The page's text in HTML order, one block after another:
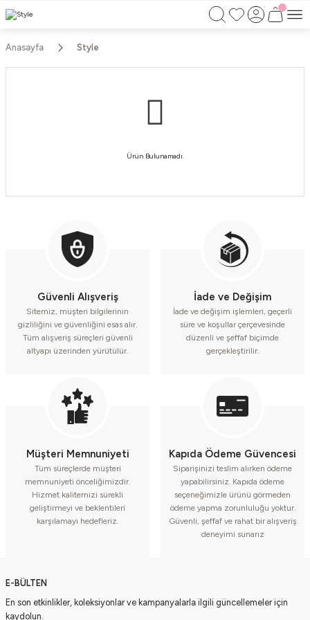
750TL ÜZERİ ALIŞVERİŞLERİNİZDE KARGO BEDAVA!!
Anasayfa Style
Ürün Bulunamadı.
Güvenli Alışveriş
Sitemiz, müşteri bilgilerinin
gizliliğini ve güvenliğini esas alır.
Tüm alışveriş süreçleri güvenli
altyapı üzerinden yürütülür.
İade ve Değişim
İade ve değişim işlemleri, geçerli
süre ve koşullar çerçevesinde
düzenli ve şeffaf biçimde
gerçekleştirilir.
Müşteri Memnuniyeti
Tüm süreçlerde müşteri
memnuniyeti önceliğimizdir.
Hizmet kalitemizi sürekli
geliştirmeyi ve beklentileri
karşılamayı hedefleriz.
Kapıda Ödeme Güvencesi
Siparişinizi teslim alırken ödeme
yapabilirsiniz. Kapıda ödeme
seçeneğimizle ürünü görmeden
ödeme yapma zorunluluğu yoktur.
Güvenli, şeffaf ve rahat bir alışveriş
deneyimi sunarız
E-BÜLTEN
En son etkinlikler, koleksiyonlar ve kampanyalarla ilgili güncellemeler için
kaydolun.